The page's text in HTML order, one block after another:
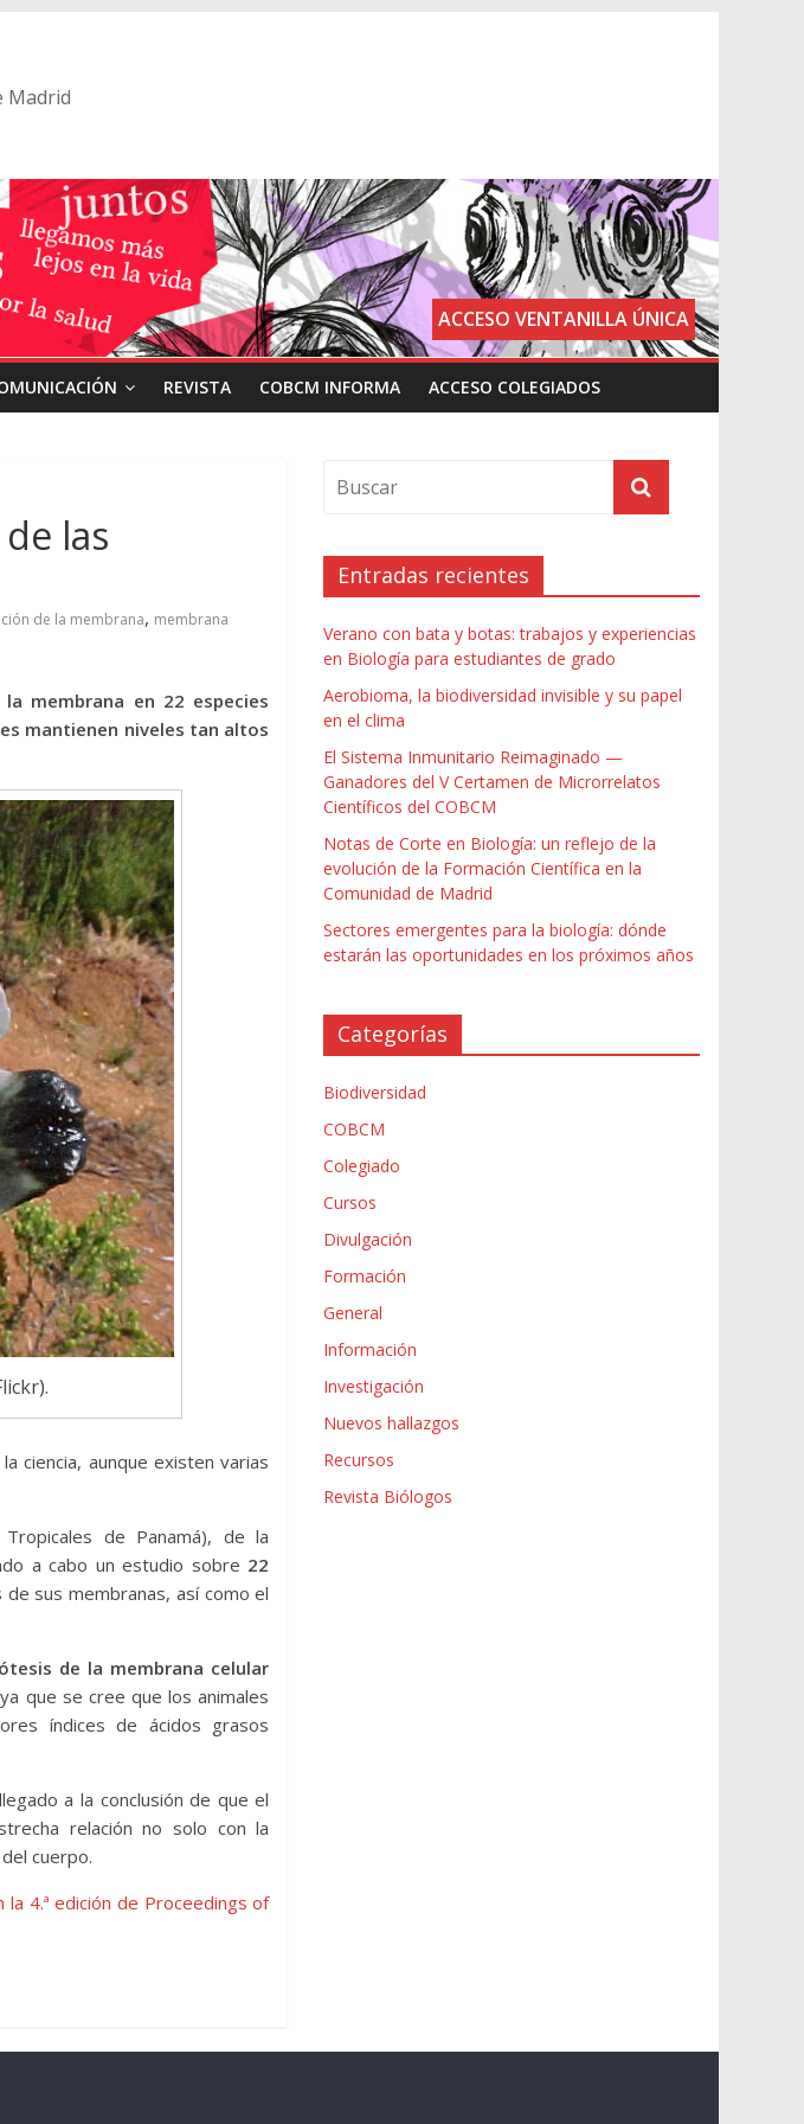
Madrid
ACCESO VENTANILLA ÚNICA
REVISTA COBCM INFORMA ACCESO COLEGIADOS
las
de la membrana, membrana
membrana en 22 especies
mantienen niveles tan altos
ciencia, aunque existen varias
de Panamá), de la
a cabo un estudio sobre 22
sus membranas, así como el
de la membrana celular
que se cree que los animales
índices de ácidos grasos
a la conclusión de que el
relación no solo con la
cuerpo.
la 4.ª edición de Proceedings of
Entradas recientes
Verano con bata y botas: trabajos y experiencias
en Biología para estudiantes de grado
Aerobioma, la biodiversidad invisible y su papel
en el clima
El Sistema Inmunitario Reimaginado —
Ganadores del V Certamen de Microrrelatos
Científicos del COBCM
Notas de Corte en Biología: un reflejo de la
evolución de la Formación Científica en la
Comunidad de Madrid
Sectores emergentes para la biología: dónde
estarán las oportunidades en los próximos años
Categorías
Biodiversidad
COBCM
Colegiado
Cursos
Divulgación
Formación
General
Información
Investigación
Nuevos hallazgos
Recursos
Revista Biólogos